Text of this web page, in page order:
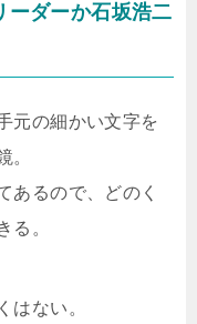
ーダーか石坂浩二
元の細かい文字を
。
あるので、どのく
る。
はない。